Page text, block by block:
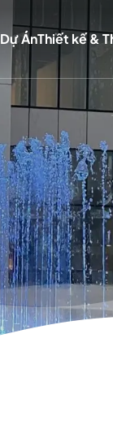
Dự ÁnThiết kế &